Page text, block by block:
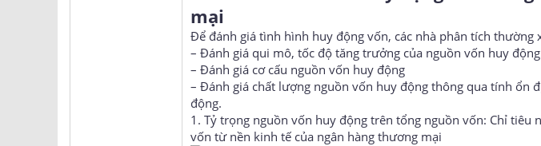
mại
Để đánh giá tình hình huy động vốn, các nhà phân tích thường
– Đánh giá qui mô, tốc độ tăng trưởng của nguồn vốn huy
– Đánh giá cơ cấu nguồn vốn huy động
– Đánh giá chất lượng nguồn vốn huy động thông qua tính ổn
động.
1. Tỷ trọng nguồn vốn huy động trên tổng nguồn vốn: Chỉ tiêu
vốn từ nền kinh tế của ngân hàng thương mại